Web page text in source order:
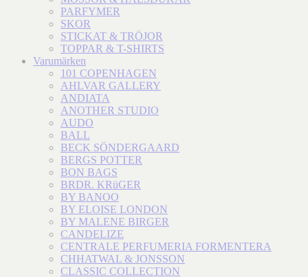
PARFYMER
SKOR
STICKAT & TRÖJOR
TOPPAR & T-SHIRTS
Varumärken
101 COPENHAGEN
AHLVAR GALLERY
ANDIATA
ANOTHER STUDIO
AUDO
BALL
BECK SÖNDERGAARD
BERGS POTTER
BON BAGS
BRDR. KRüGER
BY BANOO
BY ELOISE LONDON
BY MALENE BIRGER
CANDELIZE
CENTRALE PERFUMERIA FORMENTERA
CHHATWAL & JONSSON
CLASSIC COLLECTION